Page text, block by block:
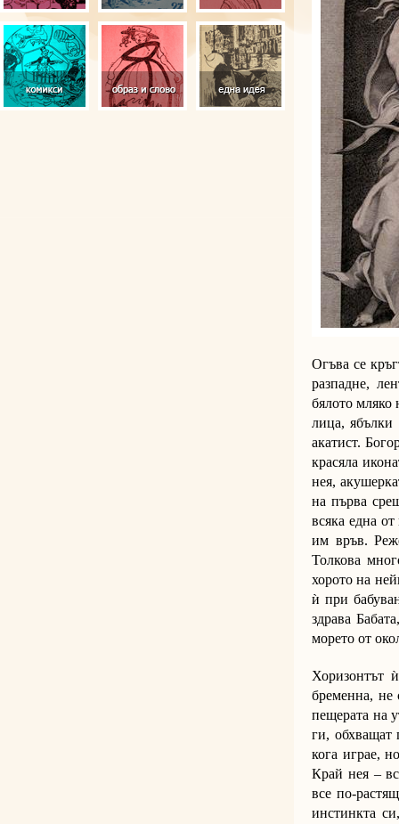
Огъва се
разпадне,
бялото мляко
лица, ябълки
акатист.
красяла
нея,
на първа
всяка една
им връв.
Толкова
хорото на
ѝ при
здрава
морето от
Хоризонтът
бременна, не
пещерата на
ги, обхващат
кога играе,
Край нея –
все по-
инстинкта